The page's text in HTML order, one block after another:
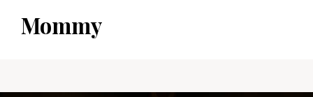
Mommy